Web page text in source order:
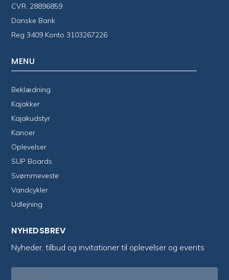
CVR. 28896859
Danske Bank
Reg 3409 Konto 3103267226
MENU
Beklædning
Kajakker
Kajakudstyr
Kanoer
Oplevelser
SUP Boards
Svømmeveste
Vandcykler
Udlejning
NYHEDSBREV
Nyheder, tilbud og invitationer til oplevelser og events